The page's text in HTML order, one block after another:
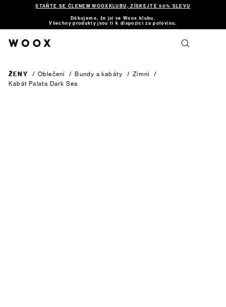
STAŇTE SE ČLENEM WOOXKLUBU, ZÍSKEJTE 50% SLEVU
Děkujeme, že jsi ve Woox klubu.
Všechny produkty jsou ti k dispozici za polovinu.
ŽENY / Oblečení / Bundy a kabáty / Zimní
/
Kabát Palata Dark Sea